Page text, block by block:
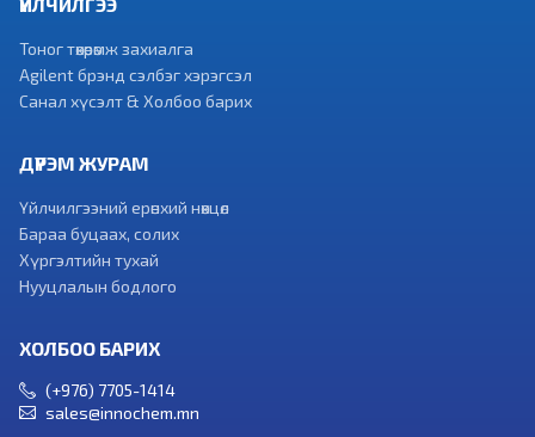
Тоног төхөөрөмж захиалга
Agilent брэнд сэлбэг хэрэгсэл
Санал хүсэлт & Холбоо барих
ДҮРЭМ ЖУРАМ
Үйлчилгээний ерөнхий нөхцөл
Бараа буцаах, солих
Хүргэлтийн тухай
Нууцлалын бодлого
ХОЛБОО БАРИХ
(+976) 7705-1414
sales@innochem.mn